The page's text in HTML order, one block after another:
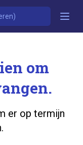
om
er op termijn